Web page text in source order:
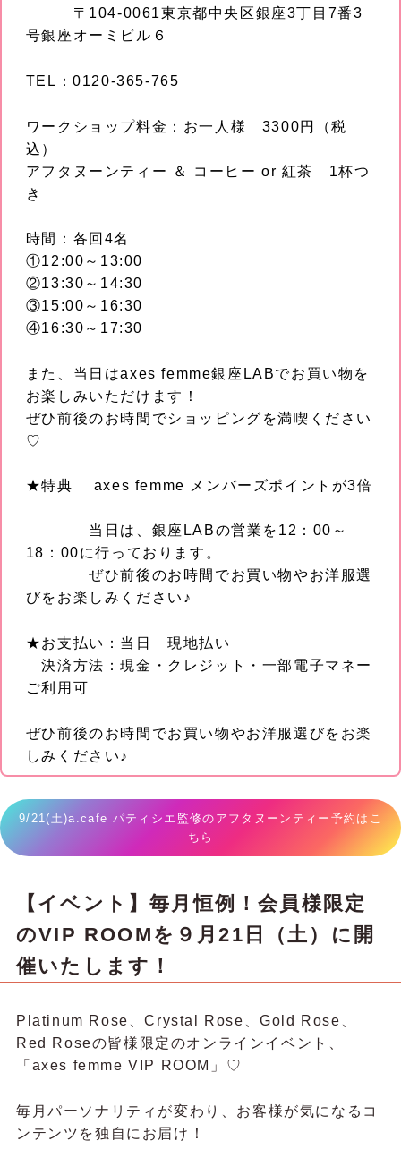
〒104-0061東京都中央区銀座3丁目7番3
号銀座オーミビル６
TEL：0120-365-765
ワークショップ料金：お一人様 3300円（税
込）
アフタヌーンティー ＆ コーヒー or 紅茶 1杯つ
き
時間：各回4名
①12:00～13:00
②13:30～14:30
③15:00～16:30
④16:30～17:30
また、当日はaxes femme銀座LABでお買い物を
お楽しみいただけます！
ぜひ前後のお時間でショッピングを満喫ください
♡
★特典 axes femme メンバーズポイントが3倍
当日は、銀座LABの営業を12：00～
18：00に行っております。
ぜひ前後のお時間でお買い物やお洋服選
びをお楽しみください♪
★お支払い：当日 現地払い
決済方法：現金・クレジット・一部電子マネー
ご利用可
ぜひ前後のお時間でお買い物やお洋服選びをお楽
しみください♪
9/21(土)a.cafe パティシエ監修のアフタヌーンティー予約はこ
ちら
【イベント】毎月恒例！会員様限定
のVIP ROOMを９月21日（土）に開
催いたします！
Platinum Rose、Crystal Rose、Gold Rose、
Red Roseの皆様限定のオンラインイベント、
「axes femme VIP ROOM」♡
毎月パーソナリティが変わり、お客様が気になるコ
ンテンツを独自にお届け！